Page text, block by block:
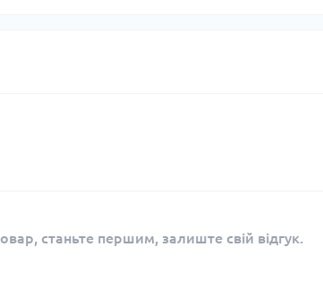
станьте першим, залиште свій відгук.